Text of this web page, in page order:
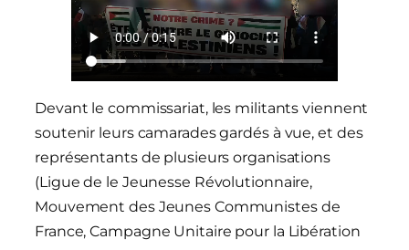
Devant le commissariat, les militants viennent
soutenir leurs camarades gardés à vue, et des
représentants de plusieurs organisations
(Ligue de le Jeunesse Révolutionnaire,
Mouvement des Jeunes Communistes de
France, Campagne Unitaire pour la Libération